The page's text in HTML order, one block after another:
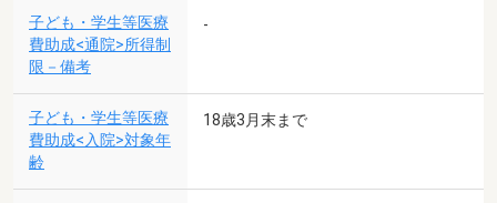
子ども・学生等医療
費助成<通院>所得制
限－備考
-
子ども・学生等医療
費助成<入院>対象年
齢
18歳3月末まで